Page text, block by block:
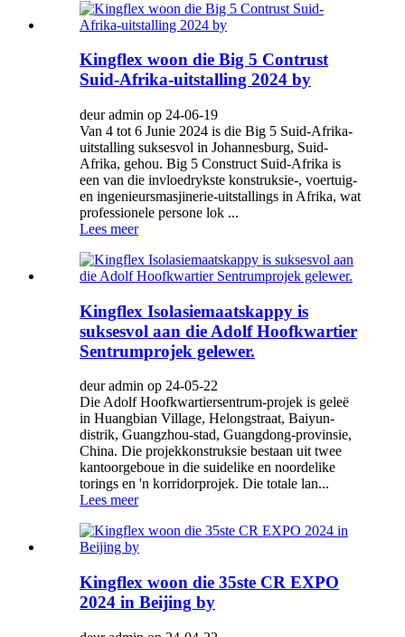
Kingflex woon die Big 5 Contrust
Suid-Afrika-uitstalling 2024 by
deur admin op 24-06-19
Van 4 tot 6 Junie 2024 is die Big 5 Suid-Afrika-
uitstalling suksesvol in Johannesburg, Suid-
Afrika, gehou. Big 5 Construct Suid-Afrika is
een van die invloedrykste konstruksie-, voertuig-
en ingenieursmasjinerie-uitstallings in Afrika, wat
professionele persone lok ...
Lees meer
Kingflex Isolasiemaatskappy is
suksesvol aan die Adolf Hoofkwartier
Sentrumprojek gelewer.
deur admin op 24-05-22
Die Adolf Hoofkwartiersentrum-projek is geleë
in Huangbian Village, Helongstraat, Baiyun-
distrik, Guangzhou-stad, Guangdong-provinsie,
China. Die projekkonstruksie bestaan ​​uit twee
kantoorgeboue in die suidelike en noordelike
torings en 'n korridorprojek. Die totale lan...
Lees meer
Kingflex woon die 35ste CR EXPO
2024 in Beijing by